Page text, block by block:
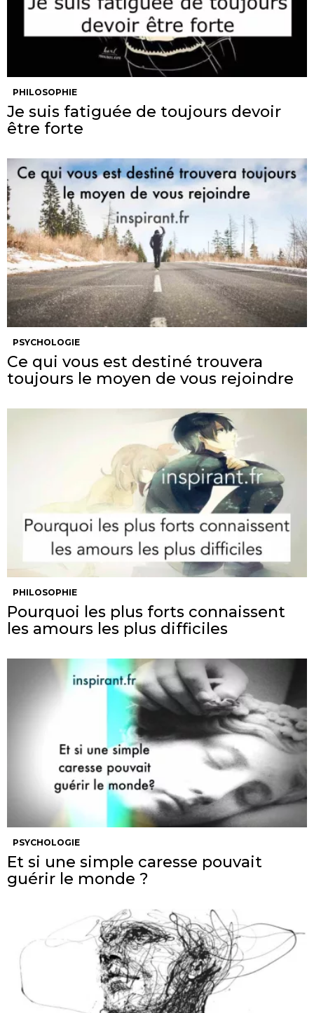
PHILOSOPHIE
Je suis fatiguée de toujours devoir
être forte
PSYCHOLOGIE
Ce qui vous est destiné trouvera
toujours le moyen de vous rejoindre
PHILOSOPHIE
Pourquoi les plus forts connaissent
les amours les plus difficiles
PSYCHOLOGIE
Et si une simple caresse pouvait
guérir le monde ?